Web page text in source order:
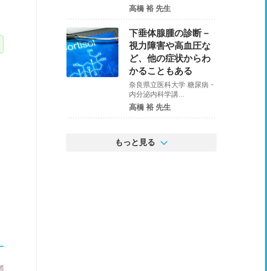
高橋 裕 先生
下垂体腺腫の診断－
視力障害や高血圧な
ど、他の症状からわ
かることもある
奈良県立医科大学 糖尿病・
内分泌内科学講...
高橋 裕 先生
もっと見る